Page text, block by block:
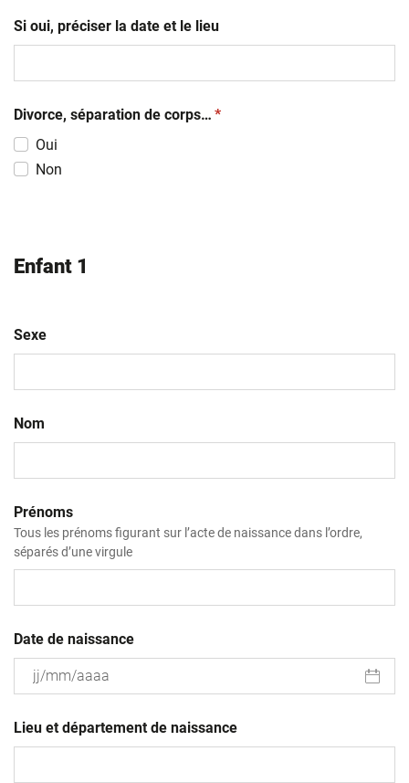
Si oui, préciser la date et le lieu
Divorce, séparation de corps… (obligatoire)
*
Oui
Non
Enfant 1
Sexe
Nom
Prénoms
Tous les prénoms figurant sur l’acte de naissance dans l’ordre,
séparés d’une virgule
Date de naissance
slash
MM
Lieu et département de naissance